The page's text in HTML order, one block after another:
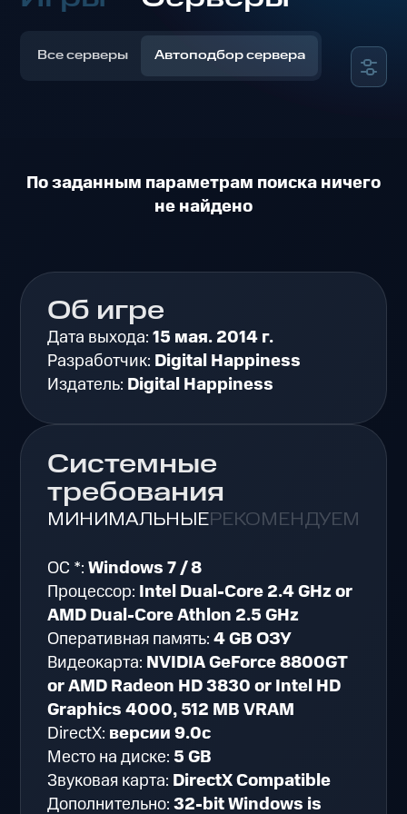
Все серверы Автоподбор сервера
По заданным параметрам поиска ничего
не найдено
Об игре
Дата выхода:15 мая. 2014 г.
Разработчик: Digital Happiness
Издатель: Digital Happiness
Системные
требования
МИНИМАЛЬНЫЕРЕКОМЕНДУЕМЫЕ
ОС *:Windows 7 / 8
Процессор: Intel Dual-Core 2.4 GHz or
AMD Dual-Core Athlon 2.5 GHz
Оперативная память:4 GB ОЗУ
Видеокарта: NVIDIA GeForce 8800GT
or AMD Radeon HD 3830 or Intel HD
Graphics 4000, 512 MB VRAM
DirectX: версии 9.0c
Место на диске:5 GB
Звуковая карта: DirectX Compatible
Дополнительно:32-bit Windows is